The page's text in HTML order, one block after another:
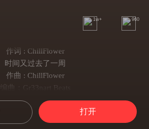
1w+ 960
作词 : ChillFlower
时间又过去了一周
作曲 : ChillFlower
编曲：Gr33nart Beats
编曲 : Gr33nart Beats
作曲：花
作词：花
打开